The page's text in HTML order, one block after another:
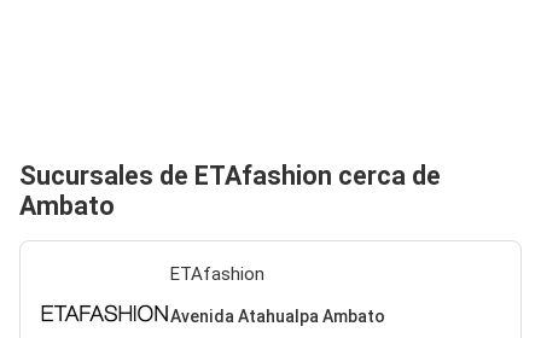
Sucursales de ETAfashion cerca de
Ambato
ETAfashion
Avenida Atahualpa Ambato